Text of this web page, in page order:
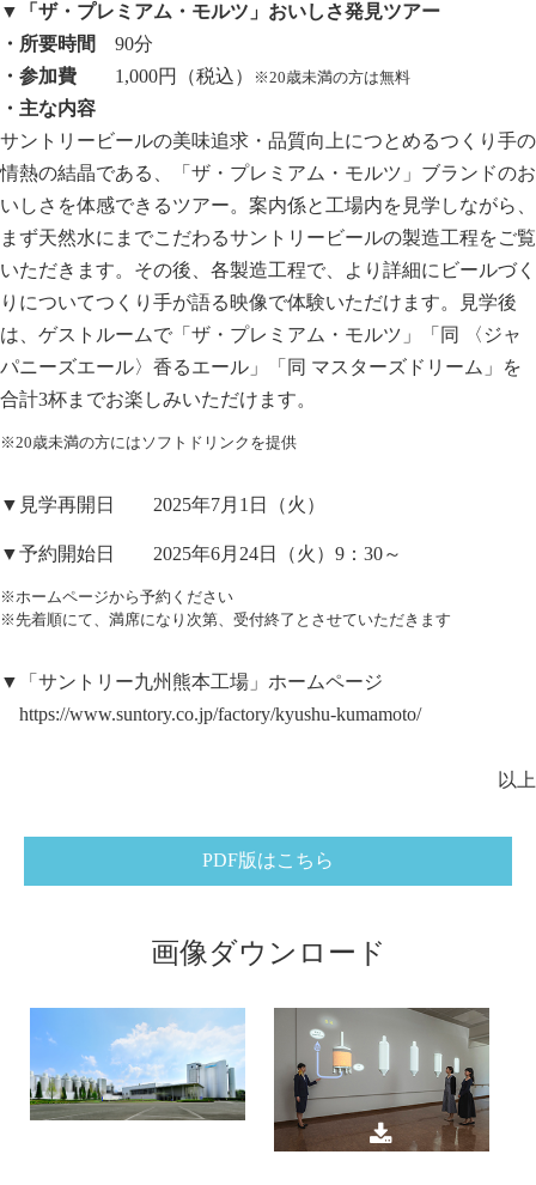
▼「ザ・プレミアム・モルツ」おいしさ発見ツアー
・所要時間
90分
・参加費 1,000円（税込） ※20歳未満の方は無料
・主な内容
サントリービールの美味追求・品質向上につとめるつくり手の
情熱の結晶である、「ザ・プレミアム・モルツ」ブランドのお
いしさを体感できるツアー。案内係と工場内を見学しながら、
まず天然水にまでこだわるサントリービールの製造工程をご覧
いただきます。その後、各製造工程で、より詳細にビールづく
りについてつくり手が語る映像で体験いただけます。見学後
は、ゲストルームで「ザ・プレミアム・モルツ」「同 〈ジャ
パニーズエール〉香るエール」「同 マスターズドリーム」を
合計3杯までお楽しみいただけます。
※20歳未満の方にはソフトドリンクを提供
▼見学再開日 2025年7月1日（火）
▼予約開始日 2025年6月24日（火）9：30～
※ホームページから予約ください
※先着順にて、満席になり次第、受付終了とさせていただきます
▼「サントリー九州熊本工場」ホームページ
https://www.suntory.co.jp/factory/kyushu-kumamoto/
以上
PDF版はこちら
画像ダウンロード